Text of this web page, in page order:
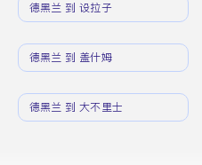
德黑兰 到 设拉子
德黑兰 到 盖什姆
德黑兰 到 大不里士